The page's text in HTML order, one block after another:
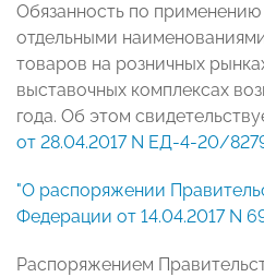
Обязанность по
отдельными
товаров на розничных
выставочных комплексах
года. Об этом
от 28.04.2017 N ЕД-4-20/
"О распоряжении
Федерации от 14.04.2017 N
Распоряжением